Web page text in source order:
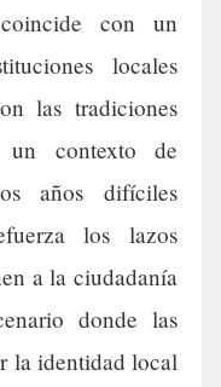
con un
locales
las tradiciones
un contexto de
años difíciles
los lazos
a la ciudadanía
donde las
la identidad local